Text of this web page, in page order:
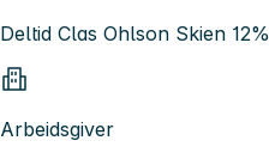
Deltid Clas Ohlson Skien 12%
Arbeidsgiver